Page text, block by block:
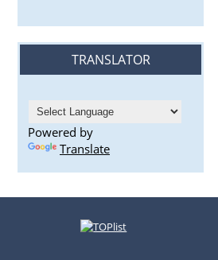
TRANSLATOR
Powered by
Translate